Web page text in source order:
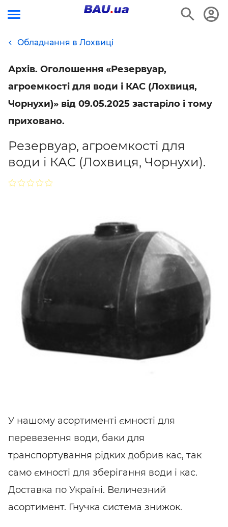
Обладнання в Лохвиці
Архів. Оголошення «Резервуар,
агроемкості для води і КАС (Лохвиця,
Чорнухи)» від 09.05.2025 застаріло і тому
приховано.
Резервуар, агроемкості для
води і КАС (Лохвиця, Чорнухи).
У нашому асортименті ємності для
перевезення води, баки для
транспортування рідких добрив кас, так
само ємності для зберігання води і кас.
Доставка по Україні. Величезний
асортимент. Гнучка система знижок.